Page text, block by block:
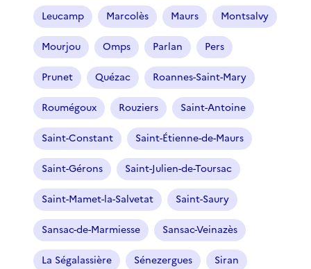
Leucamp Marcolès Maurs Montsalvy
Mourjou Omps Parlan Pers
Prunet Quézac Roannes-Saint-Mary
Roumégoux Rouziers Saint-Antoine
Saint-Constant Saint-Étienne-de-Maurs
Saint-Gérons Saint-Julien-de-Toursac
Saint-Mamet-la-Salvetat Saint-Saury
Sansac-de-Marmiesse Sansac-Veinazès
La Ségalassière Sénezergues Siran